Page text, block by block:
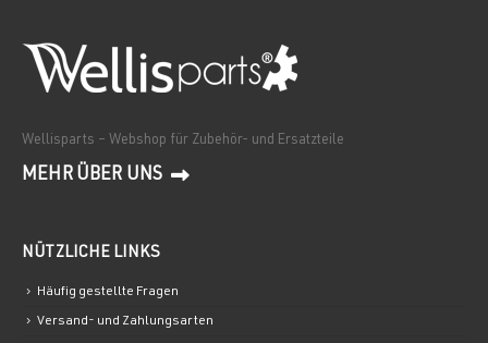
Wellisparts – Webshop für Zubehör- und Ersatzteile
MEHR ÜBER UNS
NÜTZLICHE LINKS
Häufig gestellte Fragen
Versand- und Zahlungsarten